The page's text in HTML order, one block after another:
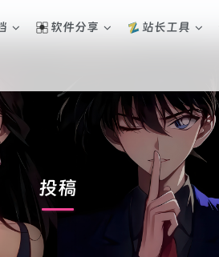
软件分享 站长工具
投稿